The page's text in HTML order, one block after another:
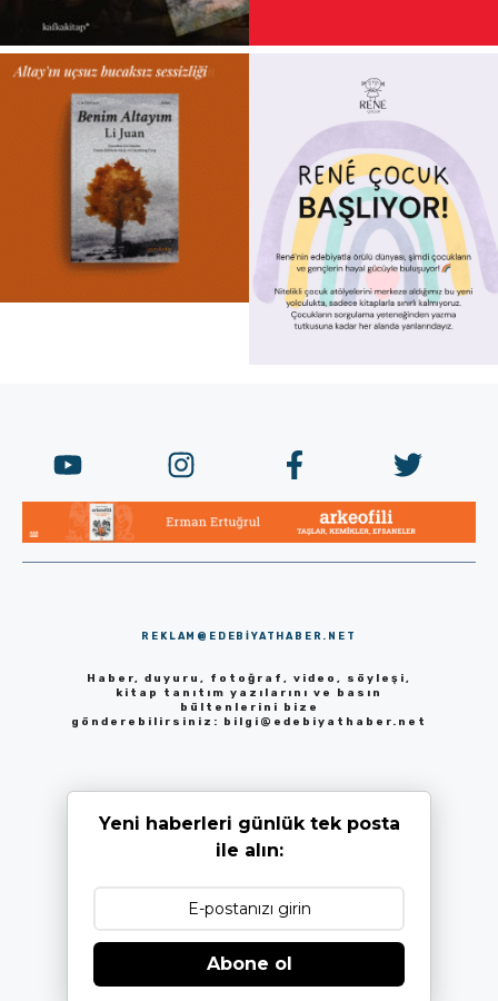
REKLAM@EDEBIYATHABER.NET
Haber, duyuru, fotoğraf, video, söyleşi,
kitap tanıtım yazılarını ve basın
bültenlerini bize
gönderebilirsiniz: bilgi@edebiyathaber.net
Yeni haberleri günlük tek posta
ile alın:
Abone ol